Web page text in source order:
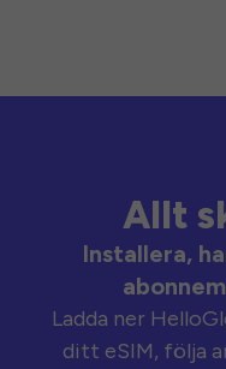
Allt
Installera,
Ladda ner
ditt eSIM, följa